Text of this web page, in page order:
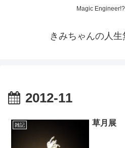
Magic
きみちゃんの人生
2012-11
雑記 草月展